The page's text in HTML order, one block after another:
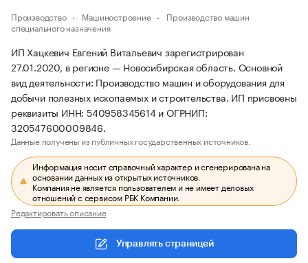
Производство Машиностроение
Производство машин
специального назначения
ИП Хацкевич Евгений Витальевич зарегистрирован
27.01.2020, в регионе — Новосибирская область. Основной
вид деятельности: Производство машин и оборудования для
добычи полезных ископаемых и строительства. ИП присвоены
реквизиты ИНН: 540958345614 и ОГРНИП:
320547600009846.
Данные получены из публичных государственных источников.
Информация носит справочный характер и сгенерирована на
основании данных из открытых источников.
Компания не является пользователем и не имеет деловых
отношений с сервисом РБК Компании.
Редактировать описание
Управлять страницей